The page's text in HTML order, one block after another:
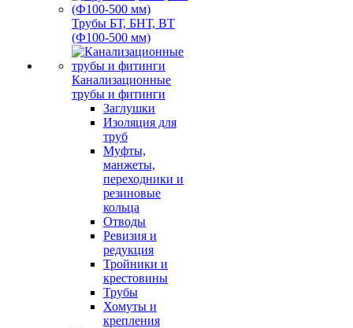
Трубы БТ, БНТ, ВТ
(Ф100-500 мм)
Канализационные
трубы и фитинги
Заглушки
Изоляция для
труб
Муфты,
манжеты,
переходники и
резиновые
кольца
Отводы
Ревизия и
редукция
Тройники и
крестовины
Трубы
Хомуты и
крепления